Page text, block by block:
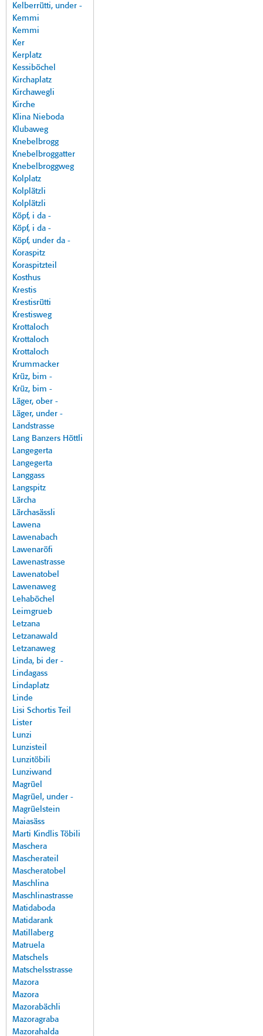
Kelberrütti, under -
Kemmi
Kemmi
Ker
Kerplatz
Kessiböchel
Kirchaplatz
Kirchawegli
Kirche
Klina Nieboda
Klubaweg
Knebelbrogg
Knebelbroggatter
Knebelbroggweg
Kolplatz
Kolplätzli
Kolplätzli
Köpf, i da -
Köpf, i da -
Köpf, under da -
Koraspitz
Koraspitzteil
Kosthus
Krestis
Krestisrütti
Krestisweg
Krottaloch
Krottaloch
Krottaloch
Krummacker
Krüz, bim -
Krüz, bim -
Läger, ober -
Läger, under -
Landstrasse
Lang Banzers Höttli
Langegerta
Langegerta
Langgass
Langspitz
Lärcha
Lärchasässli
Lawena
Lawenabach
Lawenaröfi
Lawenastrasse
Lawenatobel
Lawenaweg
Lehaböchel
Leimgrueb
Letzana
Letzanawald
Letzanaweg
Linda, bi der -
Lindagass
Lindaplatz
Linde
Lisi Schortis Teil
Lister
Lunzi
Lunzisteil
Lunzitöbili
Lunziwand
Magrüel
Magrüel, under -
Magrüelstein
Maiasäss
Marti Kindlis Töbili
Maschera
Mascherateil
Mascheratobel
Maschlina
Maschlinastrasse
Matidaboda
Matidarank
Matillaberg
Matruela
Matschels
Matschelsstrasse
Mazora
Mazora
Mazorabächli
Mazoragraba
Mazorahalda